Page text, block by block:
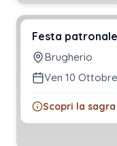
Festa
Brugherio
Ven 10
Scopri la sagra